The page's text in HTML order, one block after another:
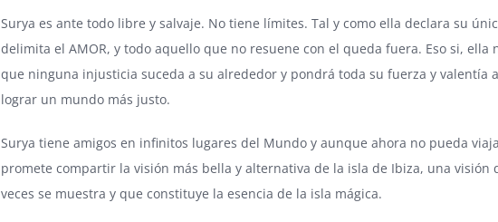
Surya es ante todo libre y salvaje. No tiene límites. Tal y como ella declara su
delimita el AMOR, y todo aquello que no resuene con el queda fuera. Eso si, ella
que ninguna injusticia suceda a su alrededor y pondrá toda su fuerza y valentía
lograr un mundo más justo.
Surya tiene amigos en infinitos lugares del Mundo y aunque ahora no pueda
promete compartir la visión más bella y alternativa de la isla de Ibiza, una visión
veces se muestra y que constituye la esencia de la isla mágica.